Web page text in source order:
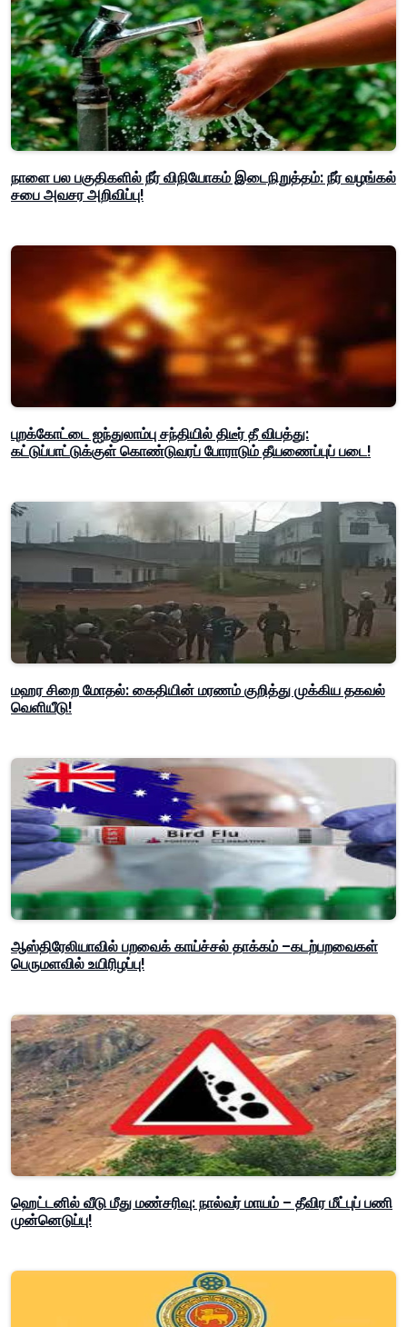
நாளை பல பகுதிகளில் நீர் விநியோகம் இடைநிறுத்தம்: நீர் வழங்கல்
சபை அவசர அறிவிப்பு!
புறக்கோட்டை ஐந்துலாம்பு சந்தியில் திடீர் தீ விபத்து:
கட்டுப்பாட்டுக்குள் கொண்டுவரப் போராடும் தீயணைப்புப் படை!
மஹர சிறை மோதல்: கைதியின் மரணம் குறித்து முக்கிய தகவல்
வெளியீடு!
ஆஸ்திரேலியாவில் பறவைக் காய்ச்சல் தாக்கம் –கடற்பறவைகள்
பெருமளவில் உயிரிழப்பு!
ஹெட்டனில் வீடு மீது மண்சரிவு: நால்வர் மாயம் – தீவிர மீட்புப் பணி
முன்னெடுப்பு!